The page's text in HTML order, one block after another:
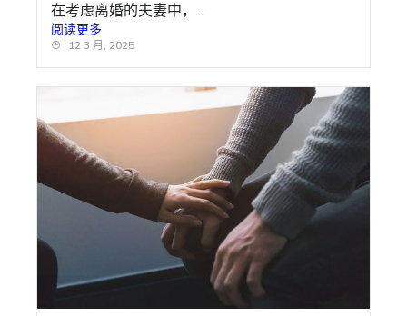
在考虑离婚的夫妻中，...
阅读更多
12 3 月, 2025